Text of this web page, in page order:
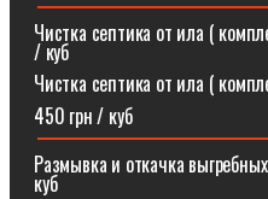
Чистка септика от ила (
/ куб
Чистка септика от ила (
450 грн / куб
Размывка и откачка
куб